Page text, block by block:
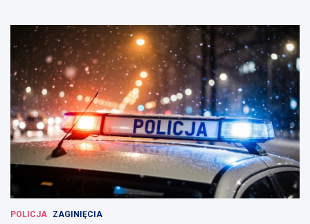
POLICJA ZAGINIĘCIA